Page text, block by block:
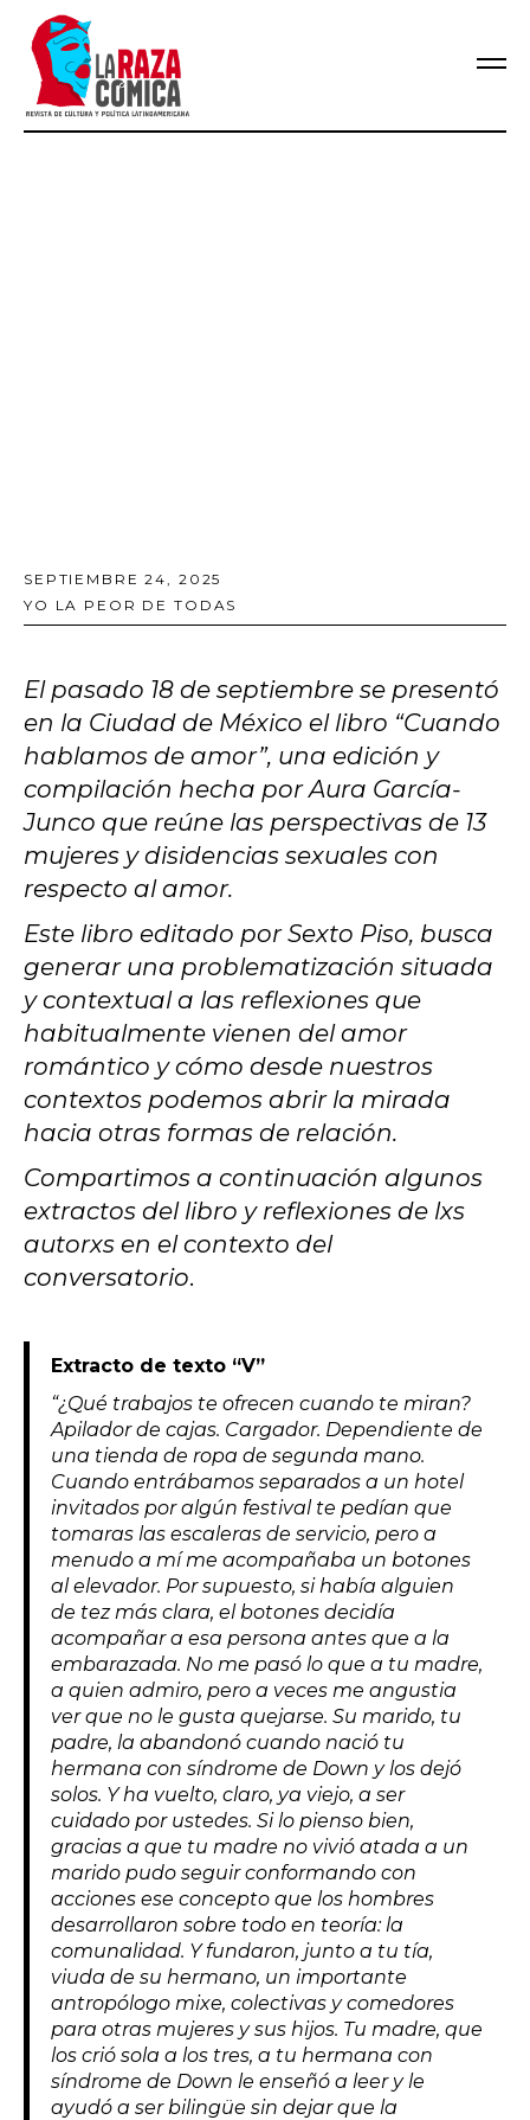
SEPTIEMBRE 24, 2025
YO LA PEOR DE TODAS
El pasado 18 de septiembre se presentó
en la Ciudad de México el libro “Cuando
hablamos de amor”, una edición y
compilación hecha por Aura García-
Junco que reúne las perspectivas de 13
mujeres y disidencias sexuales con
respecto al amor.
Este libro editado por Sexto Piso, busca
generar una problematización situada
y contextual a las reflexiones que
habitualmente vienen del amor
romántico y cómo desde nuestros
contextos podemos abrir la mirada
hacia otras formas de relación.
Compartimos a continuación algunos
extractos del libro y reflexiones de lxs
autorxs en el contexto del
conversatorio.
Extracto de texto “V”
“¿Qué trabajos te ofrecen cuando te miran?
Apilador de cajas. Cargador. Dependiente de
una tienda de ropa de segunda mano.
Cuando entrábamos separados a un hotel
invitados por algún festival te pedían que
tomaras las escaleras de servicio, pero a
menudo a mí me acompañaba un botones
al elevador. Por supuesto, si había alguien
de tez más clara, el botones decidía
acompañar a esa persona antes que a la
embarazada. No me pasó lo que a tu madre,
a quien admiro, pero a veces me angustia
ver que no le gusta quejarse. Su marido, tu
padre, la abandonó cuando nació tu
hermana con síndrome de Down y los dejó
solos. Y ha vuelto, claro, ya viejo, a ser
cuidado por ustedes. Si lo pienso bien,
gracias a que tu madre no vivió atada a un
marido pudo seguir conformando con
acciones ese concepto que los hombres
desarrollaron sobre todo en teoría: la
comunalidad. Y fundaron, junto a tu tía,
viuda de su hermano, un importante
antropólogo mixe, colectivas y comedores
para otras mujeres y sus hijos. Tu madre, que
los crió sola a los tres, a tu hermana con
síndrome de Down le enseñó a leer y le
ayudó a ser bilingüe sin dejar que la